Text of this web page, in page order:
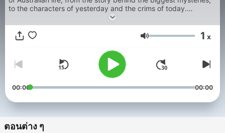
to the characters of yesterday and the crims of today.
ระดับเสียง 1 x
00:00 00:00
ตอนต่าง ๆ